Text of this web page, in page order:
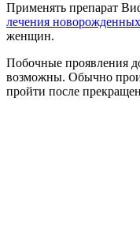
Применять препарат
лечения новорожденных
женщин.
Побочные проявления
возможны. Обычно
пройти после